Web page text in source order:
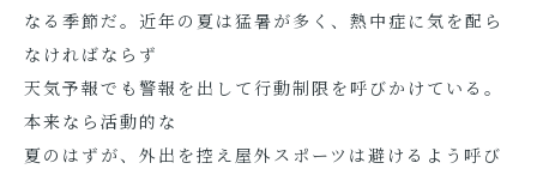
なる季節だ。近年の夏は猛暑が多く、熱中症に気を配ら
なければならず
天気予報でも警報を出して行動制限を呼びかけている。
本来なら活動的な
夏のはずが、外出を控え屋外スポーツは避けるよう呼び